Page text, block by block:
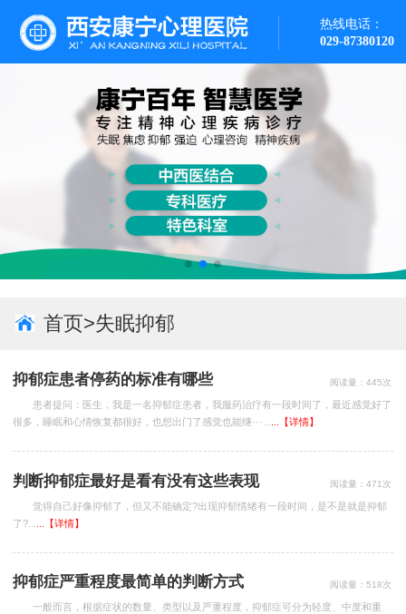
热线电话：
029-87380120
首页>失眠抑郁
抑郁症患者停药的标准有哪些 阅读量：445次
患者提问：医生，我是一名抑郁症患者，我服药治疗有一段时间了，最近感觉好了
很多，睡眠和心情恢复都很好，也想出门了感觉也能继···...
...【详情】
判断抑郁症最好是看有没有这些表现 阅读量：471次
觉得自己好像抑郁了，但又不能确定?出现抑郁情绪有一段时间，是不是就是抑郁
了?...
...【详情】
抑郁症严重程度最简单的判断方式 阅读量：518次
一般而言，根据症状的数量、类型以及严重程度，抑郁症可分为轻度、中度和重